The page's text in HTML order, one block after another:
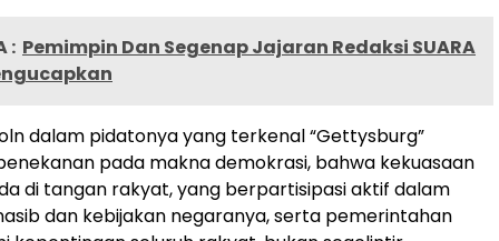
: Pemimpin Dan Segenap Jajaran Redaksi SUARA
dalam pidatonya yang terkenal “Gettysburg”
pada makna demokrasi, bahwa kekuasaan
di tangan rakyat, yang berpartisipasi aktif dalam
dan kebijakan negaranya, serta pemerintahan